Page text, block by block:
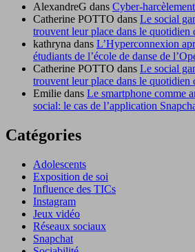
AlexandreG dans Cyber-
Catherine POTTO dans Le social
trouvent leur place dans le quotidien
kathryna dans L’Hyperconnexion
étudiants de l’école de danse de
Catherine POTTO dans Le social
trouvent leur place dans le quotidien
Emilie dans Le smartphone comme
social: le cas de l’application
Catégories
Adolescents
Exposition de soi
Influence des TICs
Instagram
Jeux vidéo
Réseaux sociaux
Snapchat